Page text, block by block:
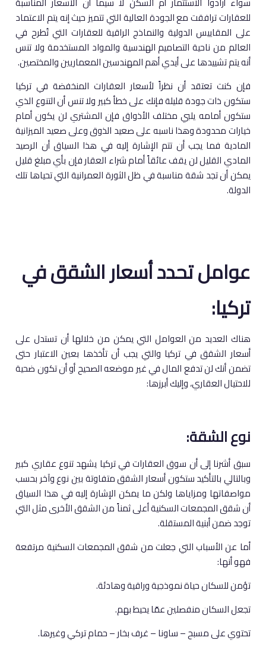
للعقارات ترافقت مع الجودة العالية التي تتميز حيث إنه يتم الاعتماد
على المقاييس الدولية والنماذج الراقية للعقارات التي تُطرح في
العالم من ناحية التصاميم الهندسية والمواد المستخدمة ولا تنس
أنه يتم تشييدها على أيدي أهم المهندسين المعماريين والمختصين.
فإن كنت تعتقد أن نظراً لأسعار العقارات المنخفضة في تركيا
ستكون ذات جودة قليلة فإنك على خطأ كبير ولا تنس أن التنوع الذي
ستكون أمامه يلبي مختلف الأذواق فإن المشتري لن يكون أمام
خيارات محدودة وهذا ناسبه على صعيد الذوق وعلى صعيد الميزانية
المادية فما يجب أن تتم الإشارة إليه في هذا السياق أن الرصيد
المادي القليل لن يقف عائقاً أمام شراء العقار فإن بأي مبلغ قليل
يمكن أن تجد شقة مناسبة في ظل الثورة العمرانية التي تحياها تلك
الدولة.
عوامل تحدد أسعار الشقق في
تركيا:
هناك العديد من العوامل التي يمكن من خلالها أن تستدل على
أسعار الشقق في تركيا والتي يجب أن تأخذها بعين الاعتبار حتى
تضمن أنك لن تدفع المال في غير موضعه الصحيح أو أن تكون ضحية
للاحتيال العقاري، وإليك أبرزها:
نوع الشقة:
سبق أشرنا إلى أن سوق العقارات في تركيا يشهد تنوع عقاري كبير
وبالتالي بالتأكيد ستكون أسعار الشقق متفاوتة بين نوع وآخر بحسب
مواصفاتها ومزاياها ولكن ما يمكن الإشارة إليه في هذا السياق
أن شقق المجمعات السكنية أعلى ثمناً من الشقق الأخرى مثل التي
توجد ضمن أبنية المستقلة.
أما عن الأسباب التي جعلت من شقق المجمعات السكنية مرتفعة
فهو أنها:
تؤمن للسكان حياة نموذجية وراقية وهادئة.
تجعل السكان منفصلين عمّا يحيط بهم.
تحتوي على مسبح – ساونا – غرف بخار – حمام تركي وغيرها.